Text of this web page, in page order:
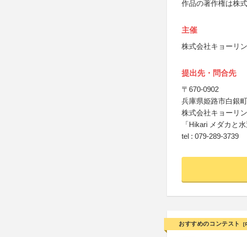
作品の著作権は株
主催
株式会社キョーリン
提出先・問合先
〒670-0902
兵庫県姫路市白銀
株式会社キョーリン
「Hikari メダカと
tel : 079-289-3739
おすすめのコンテスト